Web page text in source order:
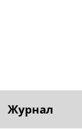
Журнал